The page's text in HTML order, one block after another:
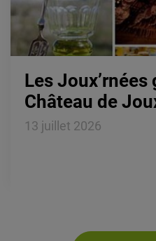
d'escapades en
Lire la suite
Les
Château de
13 juillet 2026